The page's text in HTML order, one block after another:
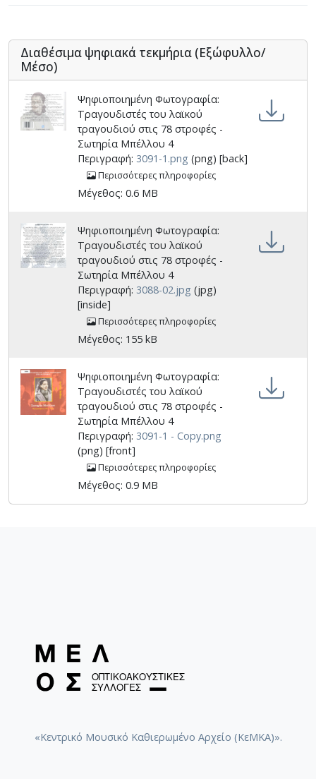
Διαθέσιμα ψηφιακά τεκμήρια (Εξώφυλλο/
Μέσο)
Ψηφιοποιημένη Φωτογραφία:
Τραγουδιστές του λαϊκού
τραγουδιού στις 78 στροφές -
Σωτηρία Μπέλλου 4
Περιγραφή: 3091-1.png (png) [back]
Περισσότερες πληροφορίες
Μέγεθος: 0.6 MB
Ψηφιοποιημένη Φωτογραφία:
Τραγουδιστές του λαϊκού
τραγουδιού στις 78 στροφές -
Σωτηρία Μπέλλου 4
Περιγραφή: 3088-02.jpg (jpg)
[inside]
Περισσότερες πληροφορίες
Μέγεθος: 155 kB
Ψηφιοποιημένη Φωτογραφία:
Τραγουδιστές του λαϊκού
τραγουδιού στις 78 στροφές -
Σωτηρία Μπέλλου 4
Περιγραφή: 3091-1 - Copy.png
(png) [front]
Περισσότερες πληροφορίες
Μέγεθος: 0.9 MB
«Κεντρικό Μουσικό Καθιερωμένο Αρχείο (ΚεΜΚΑ)».